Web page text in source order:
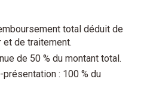
total déduit de
de traitement.
de 50 % du montant total.
: 100 % du